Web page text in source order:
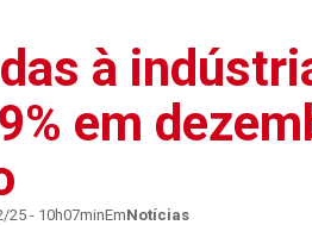
à
em
25 - 10h07minEmNotícias